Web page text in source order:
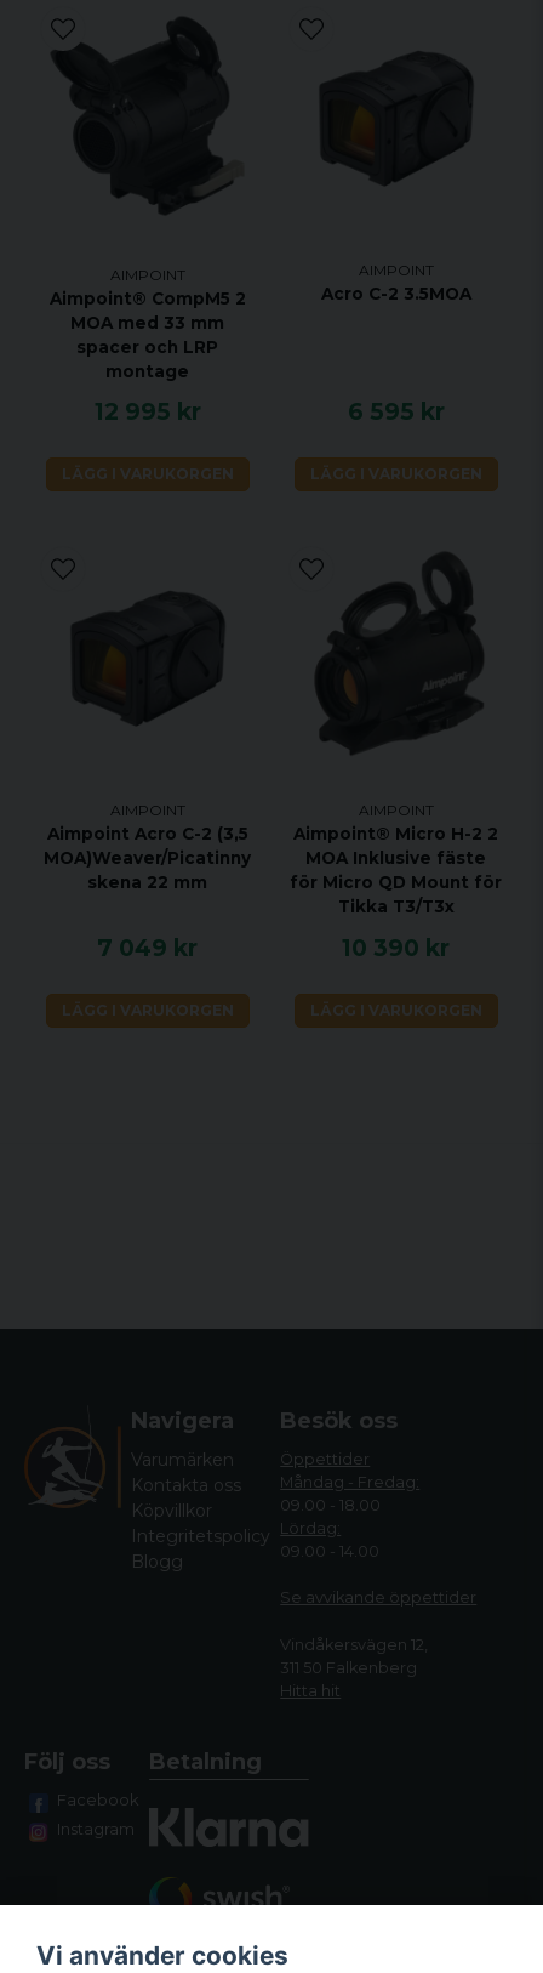
AIMPOINT
Aimpoint® CompM5 2
MOA med 33 mm
spacer och LRP
montage
12 995 kr
LÄGG I VARUKORGEN
AIMPOINT
Acro C-2 3.5MOA
6 595 kr
LÄGG I VARUKORGEN
AIMPOINT
Aimpoint Acro C-2 (3,5
MOA)Weaver/Picatinny
skena 22 mm
7 049 kr
LÄGG I VARUKORGEN
AIMPOINT
Aimpoint® Micro H-2 2
MOA Inklusive fäste
för Micro QD Mount för
Tikka T3/T3x
10 390 kr
LÄGG I VARUKORGEN
Navigera
Varumärken
Kontakta oss
Köpvillkor
Integritetspolicy
Blogg
Besök oss
Öppettider
Måndag - Fredag:
09.00 - 18.00
Lördag:
09.00 - 14.00
Se avvikande öppettider
Vindåkersvägen 12,
311 50 Falkenberg
Hitta hit
Följ oss
Facebook
Instagram
Betalning
Vi använder cookies